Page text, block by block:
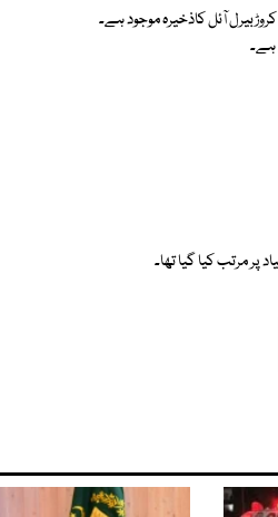
اس تخمینے کے مطابق ہائیڈروکاربن اب تک کے اندازوں سے کہیں زیادہ یعنی24 ٹریلین کیوبک فٹ اور تقریباً 30 کروڑبیرل آئل کاذخیرہ موجود ہے۔